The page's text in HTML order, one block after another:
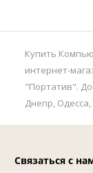
Купить
интернет-
"Портатив".
Днепр,
Связаться с